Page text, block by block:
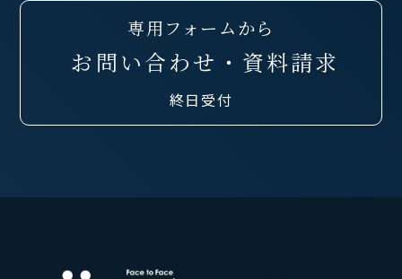
専用フォームから
お問い合わせ・資料請求
終日受付